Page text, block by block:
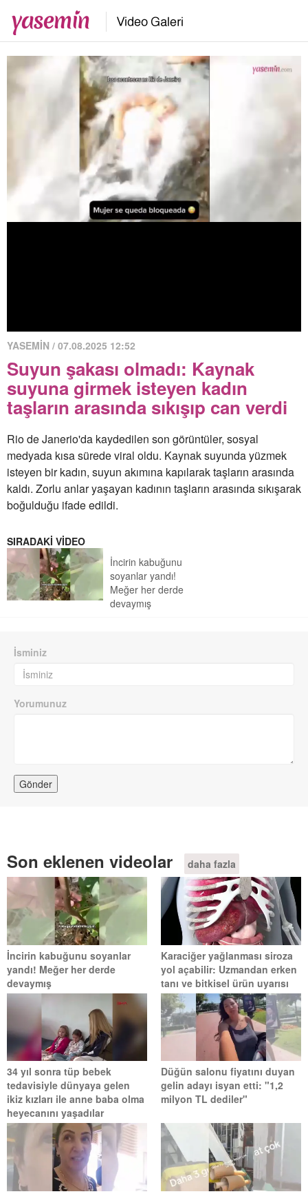
YASEMİN / 07.08.2025 12:52
Suyun şakası olmadı: Kaynak
suyuna girmek isteyen kadın
taşların arasında sıkışıp can verdi
Rio de Janerio'da kaydedilen son görüntüler, sosyal
medyada kısa sürede viral oldu. Kaynak suyunda yüzmek
isteyen bir kadın, suyun akımına kapılarak taşların arasında
kaldı. Zorlu anlar yaşayan kadının taşların arasında sıkışarak
boğulduğu ifade edildi.
SIRADAKİ VİDEO
İncirin kabuğunu
soyanlar yandı!
Meğer her derde
devaymış
İsminiz
Yorumunuz
Son eklenen videolar daha fazla
İncirin kabuğunu soyanlar
yandı! Meğer her derde
devaymış
Karaciğer yağlanması siroza
yol açabilir: Uzmandan erken
tanı ve bitkisel ürün uyarısı
34 yıl sonra tüp bebek
tedavisiyle dünyaya gelen
ikiz kızları ile anne baba olma
heyecanını yaşadılar
Düğün salonu fiyatını duyan
gelin adayı isyan etti: "1,2
milyon TL dediler"